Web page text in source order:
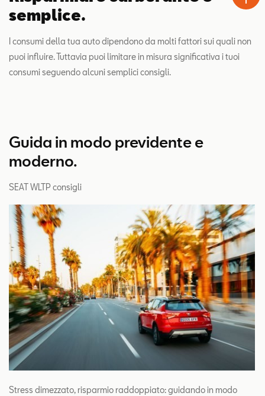
semplice.
I consumi della tua auto dipendono da molti fattori sui quali non
puoi influire. Tuttavia puoi limitare in misura significativa i tuoi
consumi seguendo alcuni semplici consigli.
Guida in modo previdente e
moderno.
SEAT WLTP consigli
Stress dimezzato, risparmio raddoppiato: guidando in modo